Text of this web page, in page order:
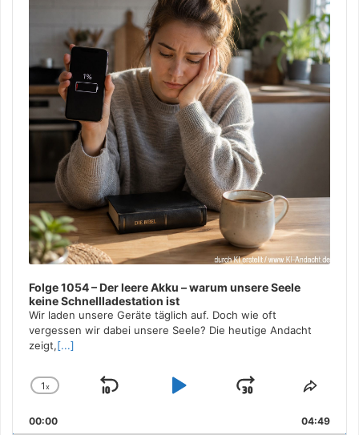
Folge 1054 – Der leere Akku – warum unsere Seele
keine Schnellladestation ist
Wir laden unsere Geräte täglich auf. Doch wie oft
vergessen wir dabei unsere Seele? Die heutige Andacht
zeigt,[...]
Change
Rate
1x
Skip
Play
Jump
Forward
Share
00:00 04:49